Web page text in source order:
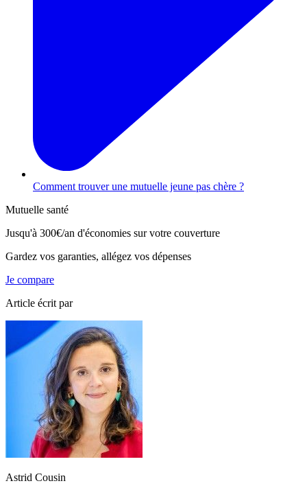
Comment trouver une mutuelle jeune pas chère ?
Mutuelle santé
Jusqu'à 300€/an d'économies sur votre couverture
Gardez vos garanties, allégez vos dépenses
Je compare
Article écrit par
Astrid Cousin